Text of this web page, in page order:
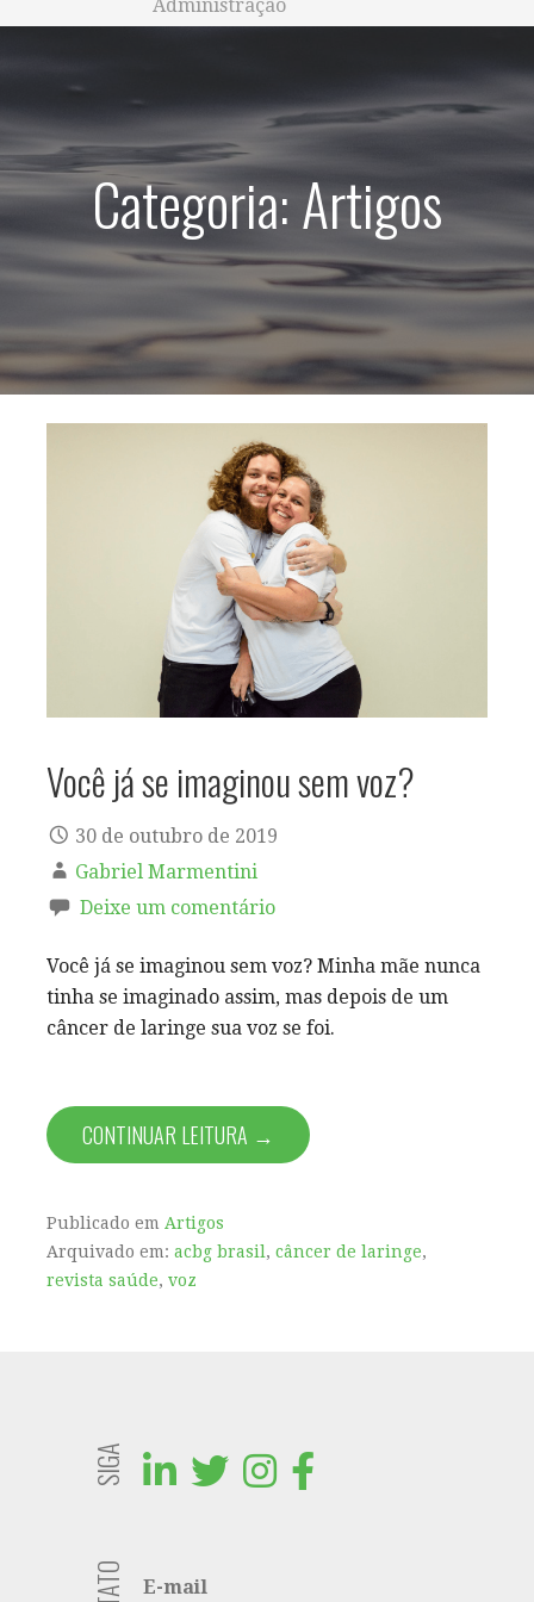
Administração
Categoria: Artigos
Você já se imaginou sem voz?
30 de outubro de 2019
Gabriel Marmentini
Deixe um comentário
Você já se imaginou sem voz? Minha mãe nunca
tinha se imaginado assim, mas depois de um
câncer de laringe sua voz se foi.
CONTINUAR LEITURA →
Publicado em Artigos
Arquivado em: acbg brasil, câncer de laringe,
revista saúde, voz
SIGA
E-mail